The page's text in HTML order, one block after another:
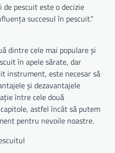
pescuit este o decizie
succesul în pescuit.”
dintre cele mai populare și
în apele sărate, dar
instrument, este necesar să
și dezavantajele
între cele două
astfel încât să putem
pentru nevoile noastre.